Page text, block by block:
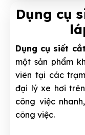
Dụng cụ
Dụng cụ siết
một sản phẩm
viên tại các
đại lý xe hơi
công việc
công việc.